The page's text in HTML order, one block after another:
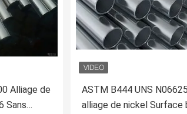
Alliage de
Sans
ASTM B444 UNS
alliage de nickel Surface